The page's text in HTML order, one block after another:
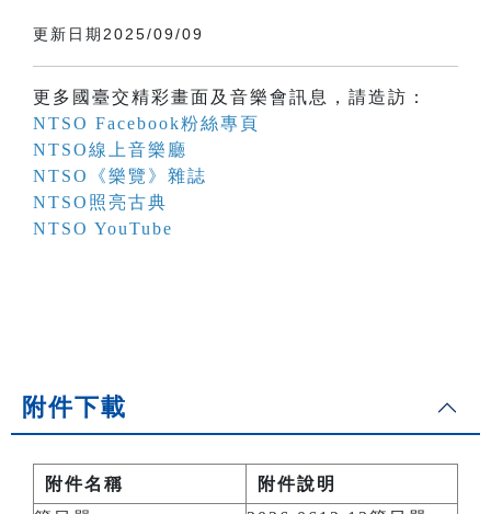
更新日期2025/09/09
更多國臺交精彩畫面及音樂會訊息，請造訪：
NTSO Facebook粉絲專頁
NTSO線上音樂廳
NTSO《樂覽》雜誌
NTSO照亮古典
NTSO YouTube
附件下載
附件名稱
附件說明